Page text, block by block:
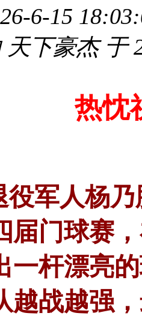
6-15
下豪杰 于
祝
军人杨乃
届门球赛
一杆漂亮
越战越强